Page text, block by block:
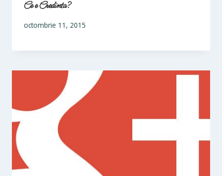
Ce e Credinta?
octombrie 11, 2015